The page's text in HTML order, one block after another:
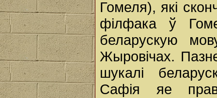
Гомеля), які
філфака ў
беларускую
Жыровічах.
шукалі
Сафія яе